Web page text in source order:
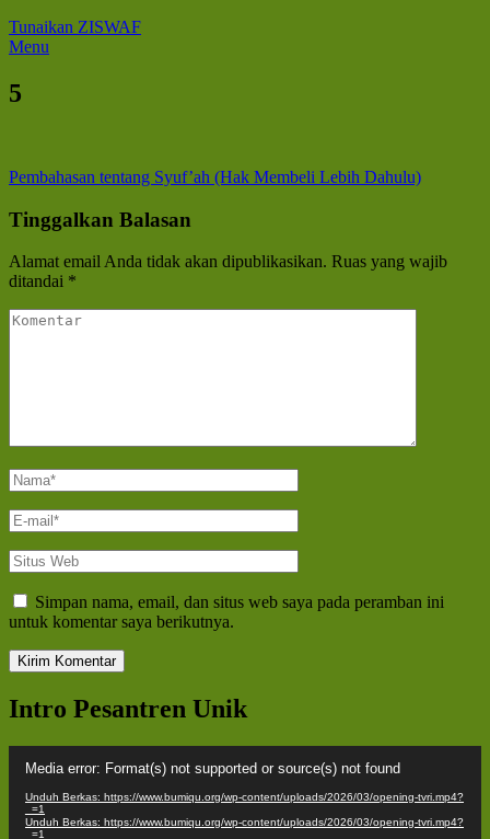
Tunaikan ZISWAF
Menu
5
Navigasi
pos
Pembahasan tentang Syuf’ah (Hak Membeli Lebih Dahulu)
Tinggalkan Balasan
Alamat email Anda tidak akan dipublikasikan. Ruas yang wajib
ditandai *
Komentar
Nama*
E-
mail*
Situs
Web
Simpan nama, email, dan situs web saya pada peramban ini
untuk komentar saya berikutnya.
Intro Pesantren Unik
Video
Media error: Format(s) not supported or source(s) not found
Unduh Berkas: https://www.bumiqu.org/wp-content/uploads/2026/03/opening-tvri.mp4?
_=1
Unduh Berkas: https://www.bumiqu.org/wp-content/uploads/2026/03/opening-tvri.mp4?
_=1